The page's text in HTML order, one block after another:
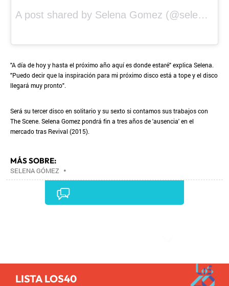
A post shared by Selena Gomez (@selenagomez) on
"A día de hoy y hasta el próximo año aquí es donde estaré" explica Selena.
"Puedo decir que la inspiración para mi próximo disco está a tope y el disco
llegará muy pronto".
Será su tercer disco en solitario y su sexto si contamos sus trabajos con
The Scene. Selena Gomez pondrá fin a tres años de 'ausencia' en el
mercado tras Revival (2015).
MÁS SOBRE:
SELENA GÓMEZ •
LISTA LOS40